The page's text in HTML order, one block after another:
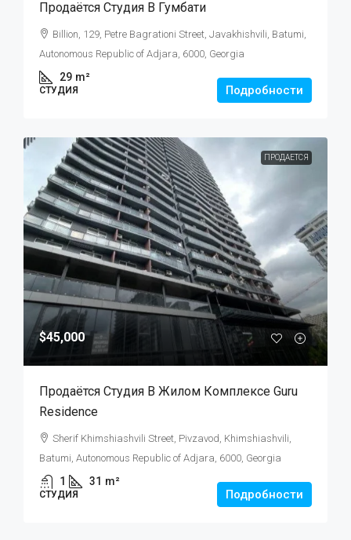
Продаётся Студия В Гумбати
Billion, 129, Petre Bagrationi Street, Javakhishvili, Batumi,
Autonomous Republic of Adjara, 6000, Georgia
29 m²
СТУДИЯ Подробности
ПРОДАЕТСЯ
$45,000
Продаётся Студия В Жилом Комплексе Guru
Residence
Sherif Khimshiashvili Street, Pivzavod, Khimshiashvili,
Batumi, Autonomous Republic of Adjara, 6000, Georgia
1 31 m²
СТУДИЯ Подробности